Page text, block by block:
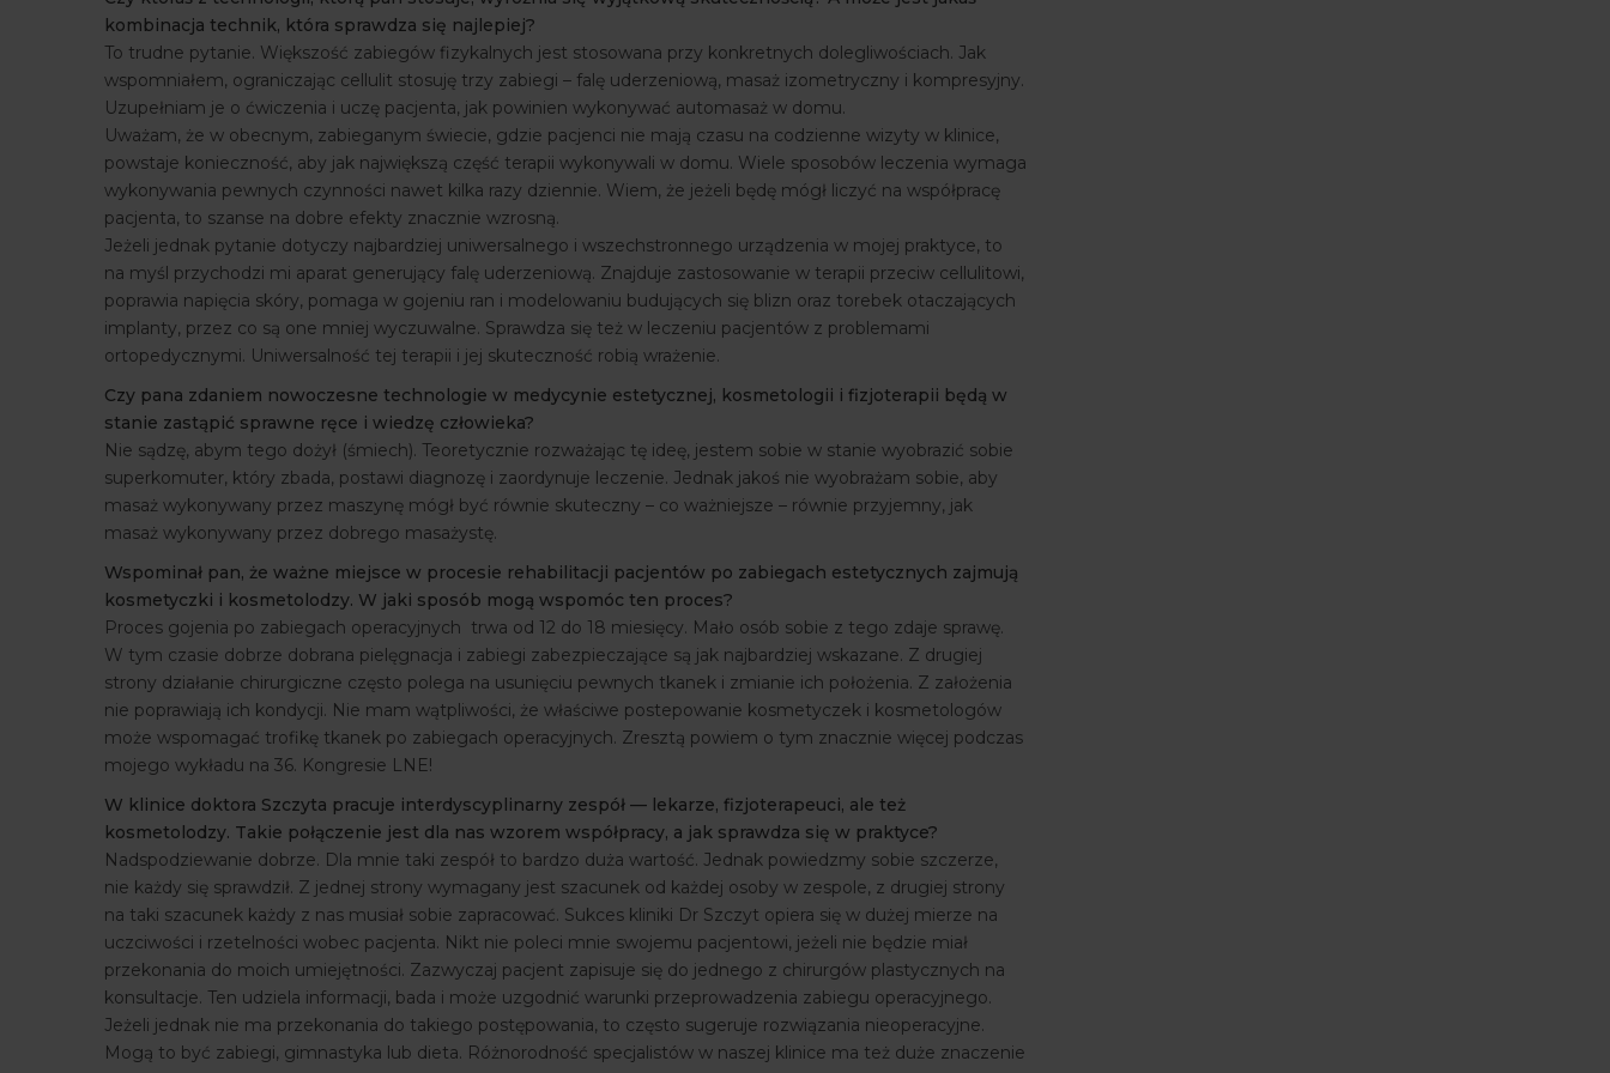
kombinacja technik, która sprawdza się najlepiej?
To trudne pytanie. Większość zabiegów fizykalnych jest stosowana przy konkretnych dolegliwościach. Jak
wspomniałem, ograniczając cellulit stosuję trzy zabiegi – falę uderzeniową, masaż izometryczny i kompresyjny.
Uzupełniam je o ćwiczenia i uczę pacjenta, jak powinien wykonywać automasaż w domu.
Uważam, że w obecnym, zabieganym świecie, gdzie pacjenci nie mają czasu na codzienne wizyty w klinice,
powstaje konieczność, aby jak największą część terapii wykonywali w domu. Wiele sposobów leczenia wymaga
wykonywania pewnych czynności nawet kilka razy dziennie. Wiem, że jeżeli będę mógł liczyć na współpracę
pacjenta, to szanse na dobre efekty znacznie wzrosną.
Jeżeli jednak pytanie dotyczy najbardziej uniwersalnego i wszechstronnego urządzenia w mojej praktyce, to
na myśl przychodzi mi aparat generujący falę uderzeniową. Znajduje zastosowanie w terapii przeciw cellulitowi,
poprawia napięcia skóry, pomaga w gojeniu ran i modelowaniu budujących się blizn oraz torebek otaczających
implanty, przez co są one mniej wyczuwalne. Sprawdza się też w leczeniu pacjentów z problemami
ortopedycznymi. Uniwersalność tej terapii i jej skuteczność robią wrażenie.
Czy pana zdaniem nowoczesne technologie w medycynie estetycznej, kosmetologii i fizjoterapii będą w
stanie zastąpić sprawne ręce i wiedzę człowieka?
Nie sądzę, abym tego dożył (śmiech). Teoretycznie rozważając tę ideę, jestem sobie w stanie wyobrazić sobie
superkomuter, który zbada, postawi diagnozę i zaordynuje leczenie. Jednak jakoś nie wyobrażam sobie, aby
masaż wykonywany przez maszynę mógł być równie skuteczny – co ważniejsze – równie przyjemny, jak
masaż wykonywany przez dobrego masażystę.
Wspominał pan, że ważne miejsce w procesie rehabilitacji pacjentów po zabiegach estetycznych zajmują
kosmetyczki i kosmetolodzy. W jaki sposób mogą wspomóc ten proces?
Proces gojenia po zabiegach operacyjnych trwa od 12 do 18 miesięcy. Mało osób sobie z tego zdaje sprawę.
W tym czasie dobrze dobrana pielęgnacja i zabiegi zabezpieczające są jak najbardziej wskazane. Z drugiej
strony działanie chirurgiczne często polega na usunięciu pewnych tkanek i zmianie ich położenia. Z założenia
nie poprawiają ich kondycji. Nie mam wątpliwości, że właściwe postepowanie kosmetyczek i kosmetologów
może wspomagać trofikę tkanek po zabiegach operacyjnych. Zresztą powiem o tym znacznie więcej podczas
mojego wykładu na 36. Kongresie LNE!
W klinice doktora Szczyta pracuje interdyscyplinarny zespół — lekarze, fizjoterapeuci, ale też
kosmetolodzy. Takie połączenie jest dla nas wzorem współpracy, a jak sprawdza się w praktyce?
Nadspodziewanie dobrze. Dla mnie taki zespół to bardzo duża wartość. Jednak powiedzmy sobie szczerze,
nie każdy się sprawdził. Z jednej strony wymagany jest szacunek od każdej osoby w zespole, z drugiej strony
na taki szacunek każdy z nas musiał sobie zapracować. Sukces kliniki Dr Szczyt opiera się w dużej mierze na
uczciwości i rzetelności wobec pacjenta. Nikt nie poleci mnie swojemu pacjentowi, jeżeli nie będzie miał
przekonania do moich umiejętności. Zazwyczaj pacjent zapisuje się do jednego z chirurgów plastycznych na
konsultacje. Ten udziela informacji, bada i może uzgodnić warunki przeprowadzenia zabiegu operacyjnego.
Jeżeli jednak nie ma przekonania do takiego postępowania, to często sugeruje rozwiązania nieoperacyjne.
Mogą to być zabiegi, gimnastyka lub dieta. Różnorodność specjalistów w naszej klinice ma też duże znaczenie